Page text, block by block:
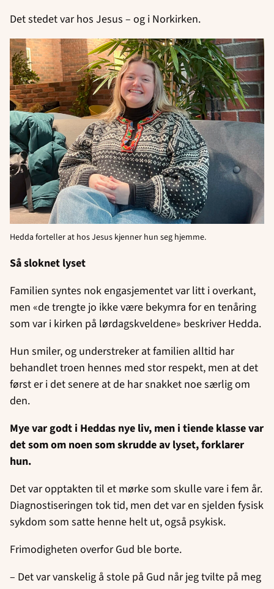
Det stedet var hos Jesus – og i Norkirken.
Hedda forteller at hos Jesus kjenner hun seg hjemme.
Så sloknet lyset
Familien syntes nok engasjementet var litt i overkant,
men «de trengte jo ikke være bekymra for en tenåring
som var i kirken på lørdagskveldene» beskriver Hedda.
Hun smiler, og understreker at familien alltid har
behandlet troen hennes med stor respekt, men at det
først er i det senere at de har snakket noe særlig om
den.
Mye var godt i Heddas nye liv, men i tiende klasse var
det som om noen som skrudde av lyset, forklarer
hun.
Det var opptakten til et mørke som skulle vare i fem år.
Diagnostiseringen tok tid, men det var en sjelden fysisk
sykdom som satte henne helt ut, også psykisk.
Frimodigheten overfor Gud ble borte.
– Det var vanskelig å stole på Gud når jeg tvilte på meg